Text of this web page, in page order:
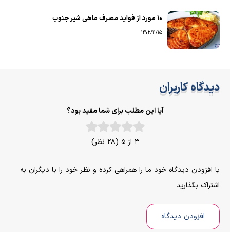
۱۰ مورد از فواید مصرف ماهی شیر جنوب
1402/11/15
دیدگاه کاربران
آیا این مطلب برای شما مفید بود؟
3 از 5 (28 نظر)
با افزودن دیدگاه خود ما را همراهی کرده و نظر خود را با دیگران به
اشتراک بگذارید
افزودن دیدگاه